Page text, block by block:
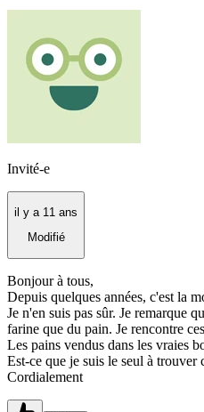
Invité-e
il y a 11 ans
Modifié
Bonjour à tous,
Depuis quelques années, c'est la
Je n'en suis pas sûr. Je remarque
farine que du pain. Je rencontre
Les pains vendus dans les vraies
Est-ce que je suis le seul à trouver
Cordialement